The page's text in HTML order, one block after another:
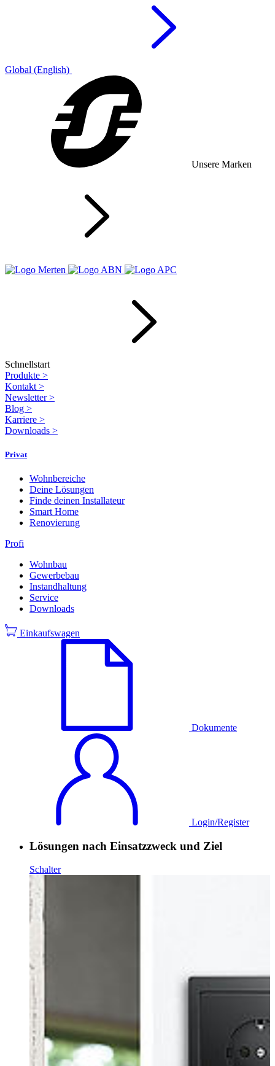
Global (English)
Unsere Marken
Schnellstart
Produkte >
Kontakt >
Newsletter>
Blog >
Karriere >
Downloads >
Privat
Wohnbereiche
Deine Lösungen
Finde deinen Installateur
Smart Home
Renovierung
Profi
Wohnbau
Gewerbebau
Instandhaltung
Service
Downloads
Einkaufswagen
Dokumente
Login/Register
Lösungen nach Einsatzzweck und Ziel
Schalter